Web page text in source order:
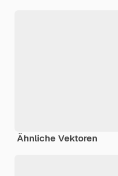
Ähnliche Vektoren